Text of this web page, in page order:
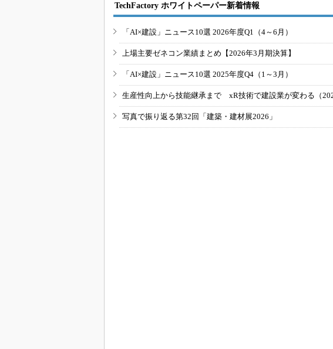
TechFactory ホワイトペーパー新着情報
「AI×建設」ニュース10選 2026年度Q1（4～6月）
上場主要ゼネコン業績まとめ【2026年3月期決算】
「AI×建設」ニュース10選 2025年度Q4（1～3月）
生産性向上から技能継承まで xR技術で建設業が変わる（
写真で振り返る第32回「建築・建材展2026」